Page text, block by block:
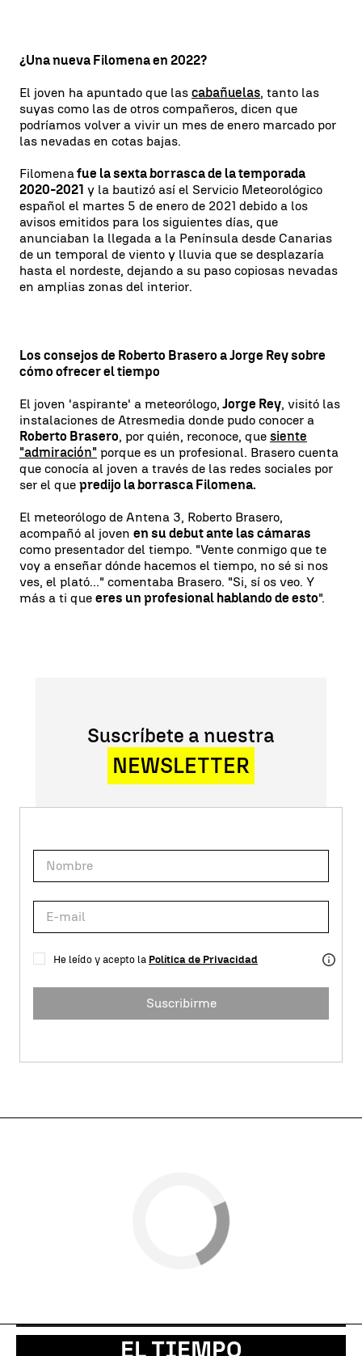
¿Una nueva Filomena en 2022?
El joven ha apuntado que las cabañuelas, tanto las
suyas como las de otros compañeros, dicen que
podríamos volver a vivir un mes de enero marcado por
las nevadas en cotas bajas.
Filomenafue la sexta borrasca de la temporada
2020-2021 y la bautizó así el Servicio Meteorológico
español el martes 5 de enero de 2021 debido a los
avisos emitidos para los siguientes días, que
anunciaban la llegada a la Península desde Canarias
de un temporal de viento y lluvia que se desplazaría
hasta el nordeste, dejando a su paso copiosas nevadas
en amplias zonas del interior.
Los consejos de Roberto Brasero a Jorge Rey sobre
cómo ofrecer el tiempo
El joven 'aspirante' a meteorólogo, Jorge Rey, visitó las
instalaciones de Atresmedia donde pudo conocer a
Roberto Brasero, por quién, reconoce, que siente
"admiración" porque es un profesional. Brasero cuenta
que conocía al joven a través de las redes sociales por
ser el que predijo la borrasca Filomena.
El meteorólogo de Antena 3, Roberto Brasero,
acompañó al joven en su debut ante las cámaras
como presentador del tiempo. "Vente conmigo que te
voy a enseñar dónde hacemos el tiempo, no sé si nos
ves, el plató..." comentaba Brasero. "Si, sí os veo. Y
más a ti que eres un profesional hablando de esto".
Suscríbete a nuestra
NEWSLETTER
He leído y acepto la Política de Privacidad
Suscribirme
EL TIEMPO